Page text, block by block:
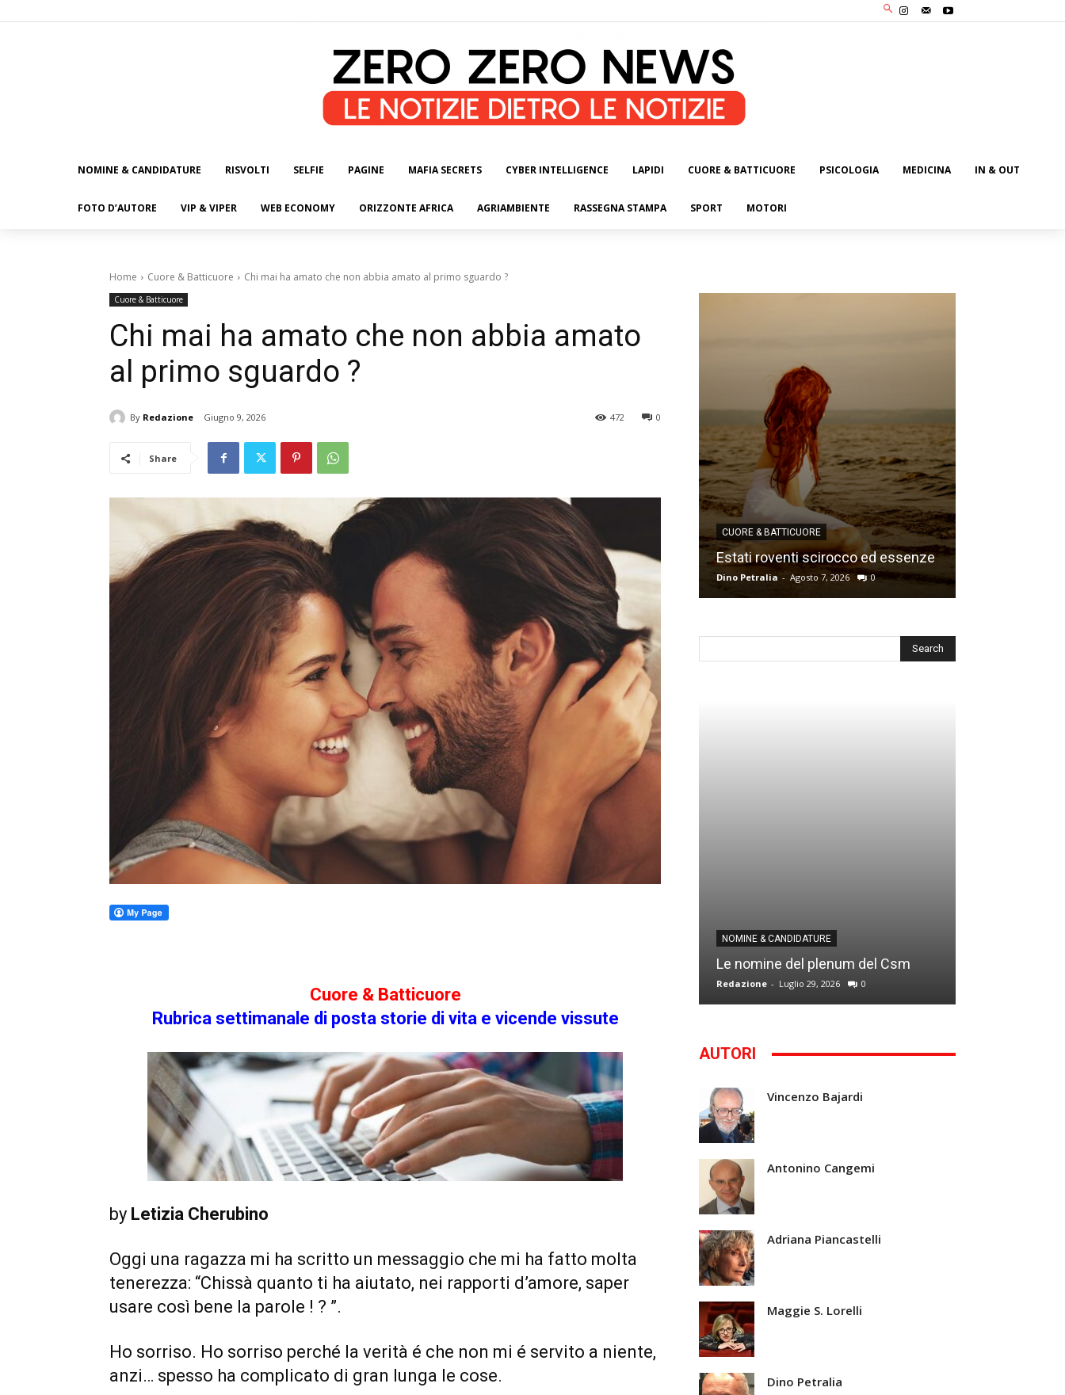
NOMINE & CANDIDATURE RISVOLTI SELFIE PAGINE MAFIA SECRETS CYBER INTELLIGENCE LAPIDI CUORE & BATTICUORE PSICOLOGIA MEDICINA IN & OUT
FOTO D’AUTORE VIP & VIPER WEB ECONOMY ORIZZONTE AFRICA AGRIAMBIENTE RASSEGNA STAMPA SPORT MOTORI
Home Cuore & Batticuore Chi mai ha amato che non abbia amato al primo sguardo ?
Cuore & Batticuore
Chi mai ha amato che non abbia amato
al primo sguardo ?
By Redazione Giugno 9, 2026 0
472
Share
Cuore & Batticuore
Rubrica settimanale di posta storie di vita e vicende vissute
by Letizia Cherubino
Oggi una ragazza mi ha scritto un messaggio che mi ha fatto molta
tenerezza: “Chissà quanto ti ha aiutato, nei rapporti d’amore, saper
usare così bene la parole ! ? ”.
Ho sorriso. Ho sorriso perché la verità é che non mi é servito a niente,
anzi… spesso ha complicato di gran lunga le cose.
CUORE & BATTICUORE
Estati roventi scirocco ed essenze
Dino Petralia - Agosto 7, 2026 0
NOMINE & CANDIDATURE
Le nomine del plenum del Csm
Redazione - Luglio 29, 2026 0
AUTORI
Vincenzo Bajardi
Antonino Cangemi
Adriana Piancastelli
Maggie S. Lorelli
Dino Petralia